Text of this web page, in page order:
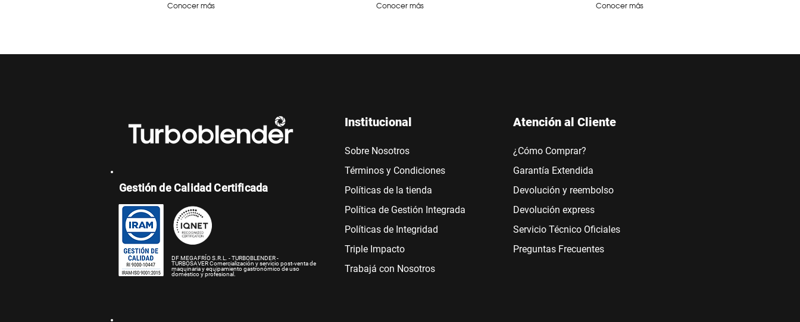
Conocer más Conocer más Conocer más
DF MEGAFRÍO S.R.L. - TURBOBLENDER -
TURBOSAVERComercialización y servicio post-venta de
maquinaria y equipamiento gastronómico de uso
doméstico y profesional.
Gestión de Calidad Certificada
Institucional Atención al Cliente
Sobre Nosotros
Términos y Condiciones
Políticas de la tienda
Política de Gestión Integrada
Políticas de Integridad
Triple Impacto
Trabajá con Nosotros
¿Cómo Comprar?
Garantía Extendida
Devolución y reembolso
Devolución express
Servicio Técnico Oficiales
Preguntas Frecuentes